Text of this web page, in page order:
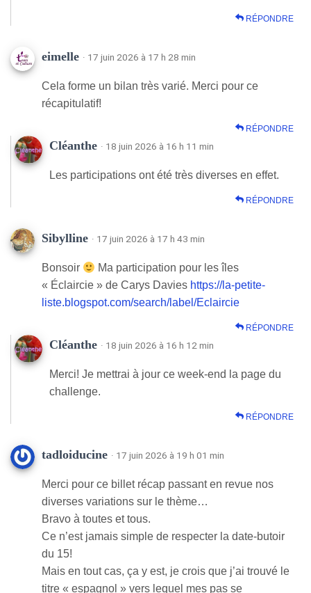
RÉPONDRE
eimelle · 17 juin 2026 à 17 h 28 min
Cela forme un bilan très varié. Merci pour ce
récapitulatif!
RÉPONDRE
Cléanthe · 18 juin 2026 à 16 h 11 min
Les participations ont été très diverses en effet.
RÉPONDRE
Sibylline · 17 juin 2026 à 17 h 43 min
Bonsoir
Ma participation pour les îles
« Éclaircie » de Carys Davies https://la-petite-
liste.blogspot.com/search/label/Eclaircie
RÉPONDRE
Cléanthe · 18 juin 2026 à 16 h 12 min
Merci! Je mettrai à jour ce week-end la page du
challenge.
RÉPONDRE
tadloiducine · 17 juin 2026 à 19 h 01 min
Merci pour ce billet récap passant en revue nos
diverses variations sur le thème…
Bravo à toutes et tous.
Ce n’est jamais simple de respecter la date-butoir
du 15!
Mais en tout cas, ça y est, je crois que j’ai trouvé le
titre « espagnol » vers lequel mes pas se